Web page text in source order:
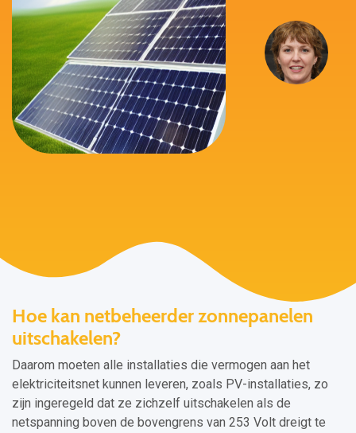
Hoe kan netbeheerder zonnepanelen
uitschakelen?
Daarom moeten alle installaties die vermogen aan het
elektriciteitsnet kunnen leveren, zoals PV-installaties, zo
zijn ingeregeld dat ze zichzelf uitschakelen als de
netspanning boven de bovengrens van 253 Volt dreigt te